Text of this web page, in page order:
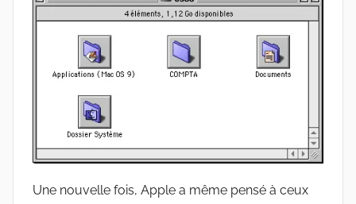
Une nouvelle fois, Apple a même pensé à ceux